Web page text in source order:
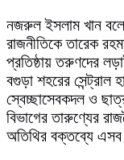
নজরুল ইসলাম খান
রাজনীতিকে তারেক
প্রতিষ্ঠায় তরুণদের
বগুড়া শহরের সেন্ট্রাল
স্বেচ্ছাসেবকদল ও
বিভাগের তারুণ্যের
অতিথির বক্তব্যে